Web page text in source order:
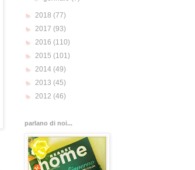
► 2018 (77)
► 2017 (93)
► 2016 (110)
► 2015 (101)
► 2014 (49)
► 2013 (45)
► 2012 (46)
parlano di noi...